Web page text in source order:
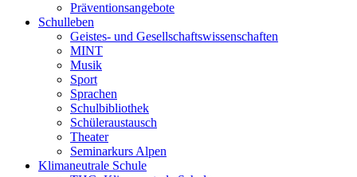
Präventionsangebote
Schulleben
Geistes- und Gesellschaftswissenschaften
MINT
Musik
Sport
Sprachen
Schulbibliothek
Schüleraustausch
Theater
Seminarkurs Alpen
Klimaneutrale Schule